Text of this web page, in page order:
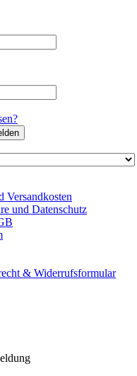
Versandkosten
und Datenschutz
& Widerrufsformular